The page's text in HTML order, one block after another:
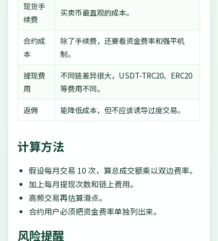
现货手
续费
买卖币最直观的成本。
合约成
本
除了手续费，还要看资金费率和强平机
制。
提现费
用
不同链差异很大，USDT-TRC20、ERC20
等费用不同。
返佣
能降低成本，但不应该诱导过度交易。
计算方法
假设每月交易 10 次，算总成交额乘以双边费率。
加上每月提现次数和链上费用。
高频交易再估算滑点。
合约用户必须把资金费率单独列出来。
风险提醒